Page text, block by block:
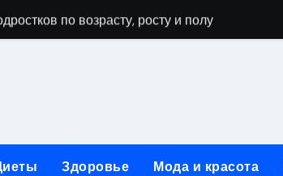
по возрасту, росту и полу
и методы диагностики и лечения
методики и сроки восстановления
Здоровье Мода и красота